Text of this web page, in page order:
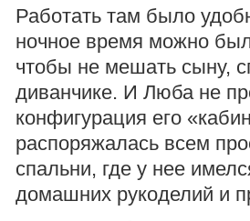
Работать там было
ночное время можно
чтобы не мешать сыну,
диванчике. И Люба не
конфигурация его
распоряжалась всем
спальни, где у нее
домашних рукоделий и